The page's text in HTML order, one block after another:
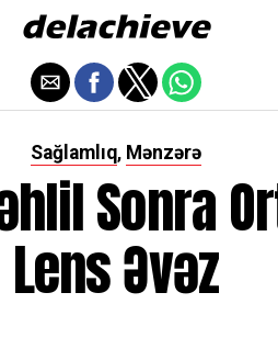
Sağlamlıq, Mənzərə
Sonra
Lens Əvəz